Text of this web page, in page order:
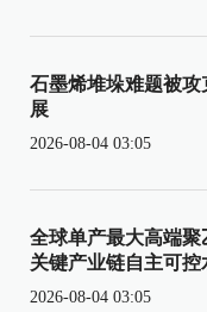
石墨烯堆垛难题被
展
2026-08-04 03:05
全球单产最大高端
关键产业链自主可控
2026-08-04 03:05